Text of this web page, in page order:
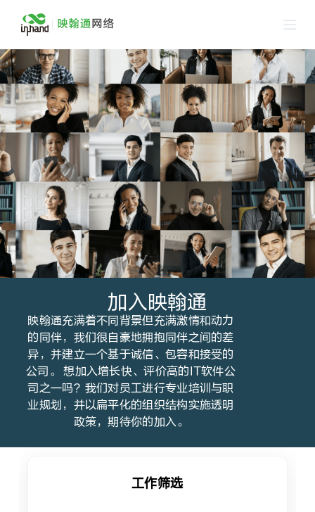
跳
过
内
容
加入映翰通
映翰通充满着不同背景但充满激情和动力
的同伴，我们很自豪地拥抱同伴之间的差
异，并建立一个基于诚信、包容和接受的
公司。 想加入增长快、评价高的IT软件公
司之一吗？我们对员工进行专业培训与职
业规划，并以扁平化的组织结构实施透明
政策，期待你的加入。